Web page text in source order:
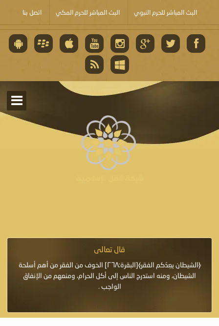
البث المباشر للحرم النبوي البث المباشر للحرم المكي اتصل بنا
قال تعالى
﴿الشيطان يعِدُكم الفقر﴾[البقرة:٢٦٨] الخوف من الفقر من أهم أسلحة
الشيطان، ومنه استدرج الناس إلى أكل الحرام، ومنعهم من الإنفاق
الواجب .